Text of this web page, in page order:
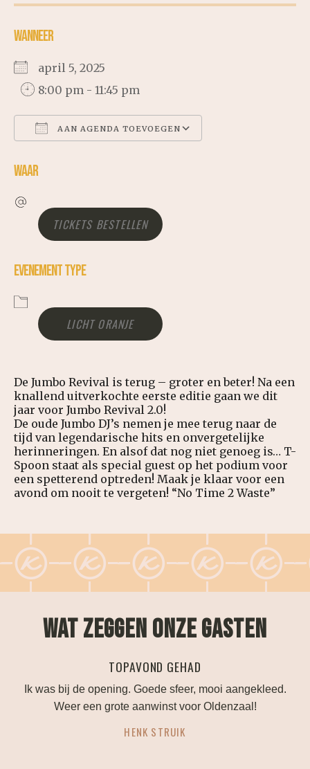
WANNEER
april 5, 2025
8:00 pm - 11:45 pm
AAN AGENDA TOEVOEGEN
GOOGLE CALENDAR
ICALENDAR
OFFICE 365
WAAR
TICKETS BESTELLEN
EVENEMENT TYPE
LICHT ORANJE
De Jumbo Revival is terug – groter en beter! Na een
knallend uitverkochte eerste editie gaan we dit
jaar voor Jumbo Revival 2.0!
De oude Jumbo DJ’s nemen je mee terug naar de
tijd van legendarische hits en onvergetelijke
herinneringen. En alsof dat nog niet genoeg is… T-
Spoon staat als special guest op het podium voor
een spetterend optreden! Maak je klaar voor een
avond om nooit te vergeten! “No Time 2 Waste”
WAT ZEGGEN ONZE GASTEN
TOPAVOND GEHAD
Ik was bij de opening. Goede sfeer, mooi aangekleed.
Weer een grote aanwinst voor Oldenzaal!
HENK STRUIK